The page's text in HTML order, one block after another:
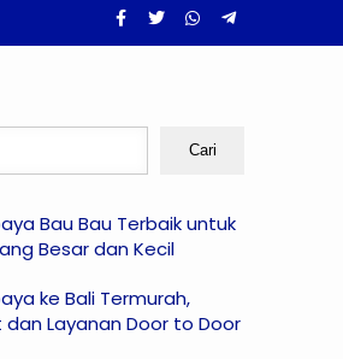
Cari
Bau Bau Terbaik untuk
Besar dan Kecil
ke Bali Termurah,
Layanan Door to Door